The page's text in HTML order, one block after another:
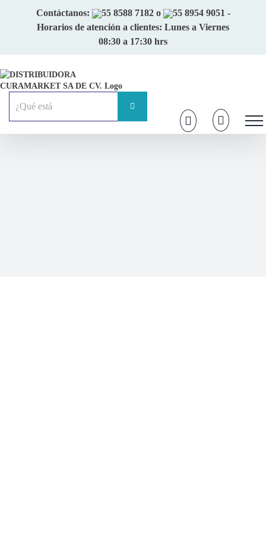
Contáctanos: 55 8588 7182o 55 8954 9051 -
Horarios de atención a clientes: Lunes a Viernes
08:30 a 17:30 hrs